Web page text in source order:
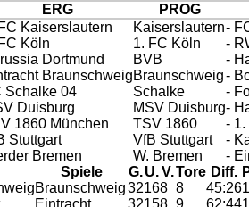
ERG
PROG
Kaiserslautern Kaiserslautern-
Köln
1. FC Köln -
Dortmund
BVB -
BraunschweigBraunschweig-
Schalke 04
Schalke -
Duisburg
MSV Duisburg-
1860 München
TSV 1860 - 1.
Stuttgart
VfB Stuttgart -
Bremen
W. Bremen -
Spiele G.U.V.Tore Diff.
Braunschweig32168 8 45:26
Eintracht 32158 9 62:44